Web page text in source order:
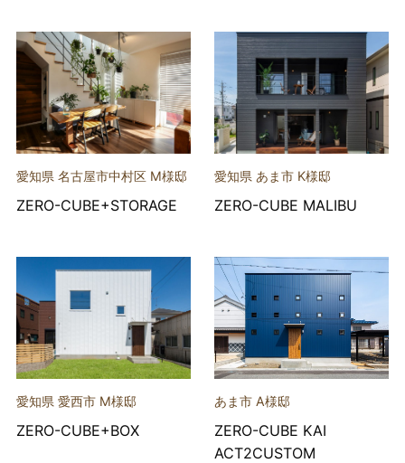
愛知県 名古屋市中村区 M様邸
ZERO-CUBE+STORAGE
愛知県 あま市 K様邸
ZERO-CUBE MALIBU
愛知県 愛西市 M様邸
ZERO-CUBE+BOX
あま市 A様邸
ZERO-CUBE KAI
ACT2CUSTOM